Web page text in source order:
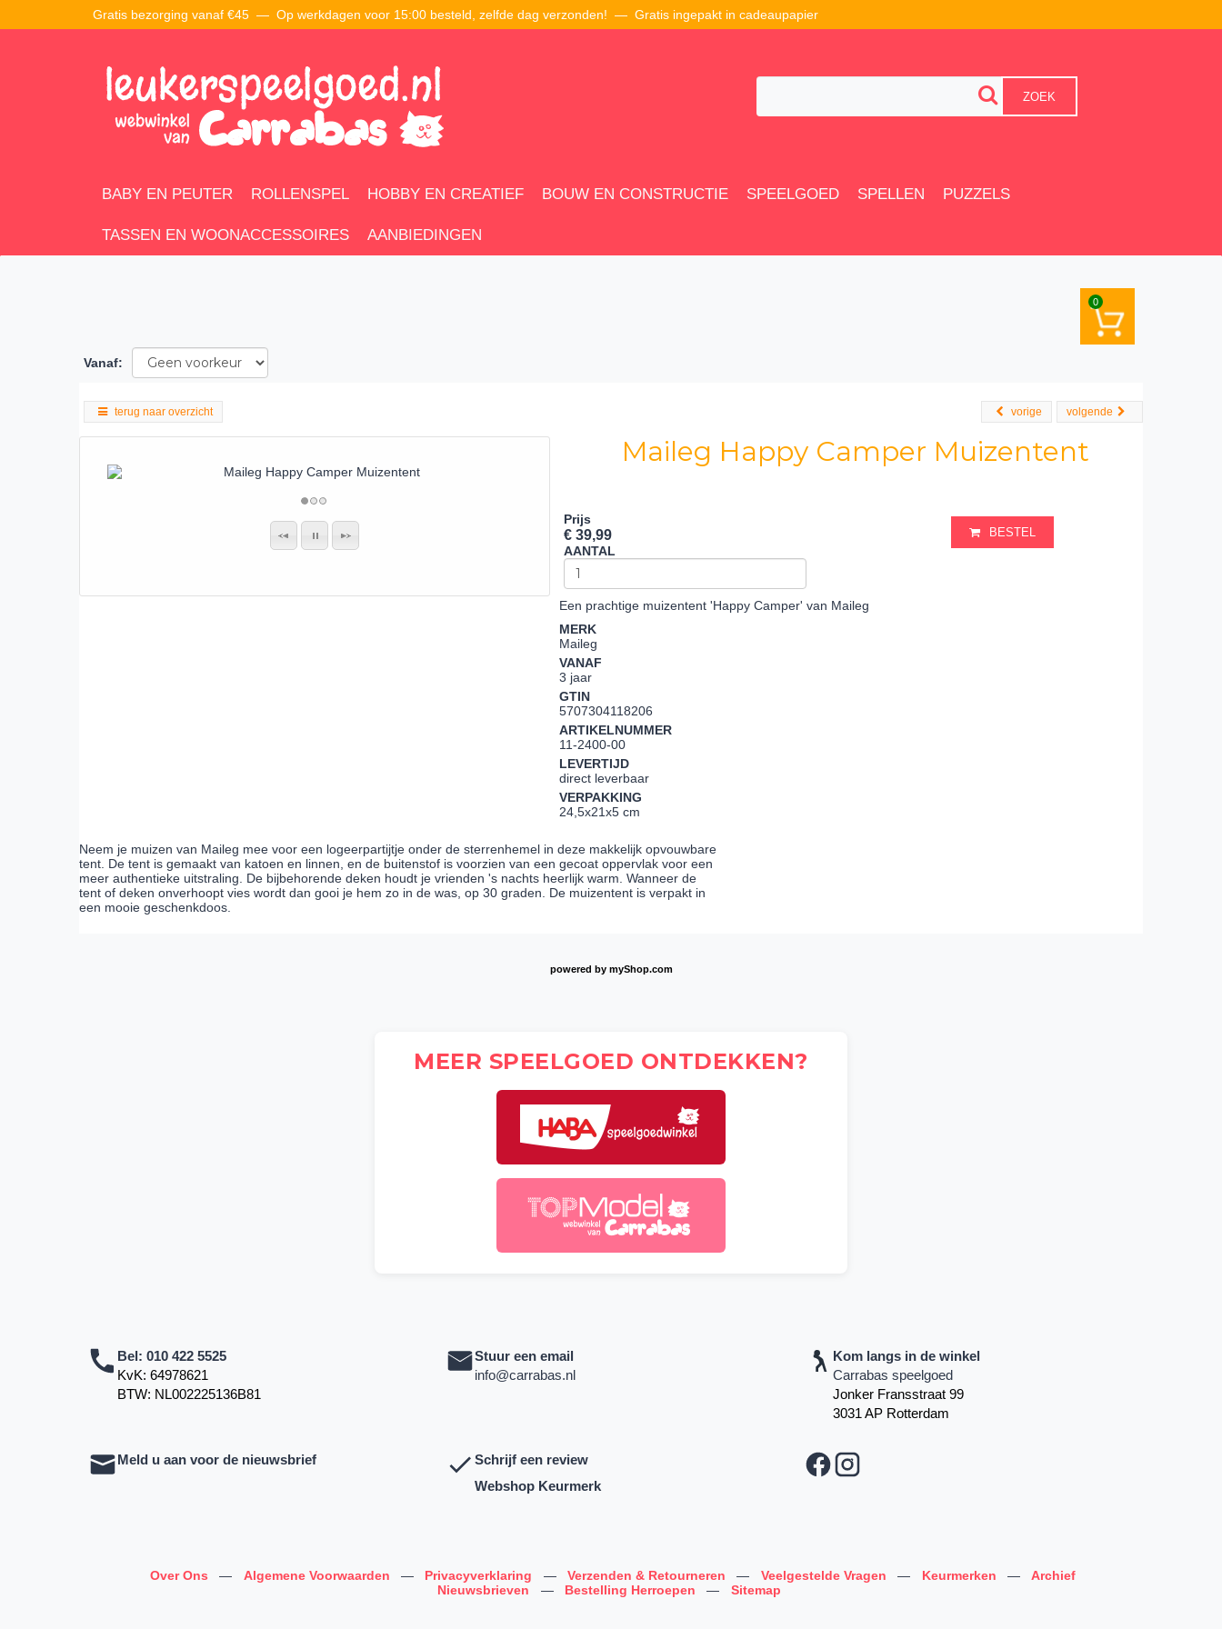
Gratis bezorging vanaf €45 — Op werkdagen voor 15:00 besteld, zelfde dag verzonden! — Gratis ingepakt in cadeaupapier
ZOEK
BABY EN PEUTER ROLLENSPEL HOBBY EN CREATIEF BOUW EN CONSTRUCTIE SPEELGOED SPELLEN PUZZELS
TASSEN EN WOONACCESSOIRES AANBIEDINGEN
0
Vanaf:
terug naar overzicht volgende
vorige
Maileg Happy Camper Muizentent
Prijs
€ 39,99
AANTAL
BESTEL
Een prachtige muizentent 'Happy Camper' van Maileg
MERK
Maileg
VANAF
3 jaar
GTIN
5707304118206
ARTIKELNUMMER
11-2400-00
LEVERTIJD
direct leverbaar
VERPAKKING
24,5x21x5 cm
Neem je muizen van Maileg mee voor een logeerpartijtje onder de sterrenhemel in deze makkelijk opvouwbare
tent. De tent is gemaakt van katoen en linnen, en de buitenstof is voorzien van een gecoat oppervlak voor een
meer authentieke uitstraling. De bijbehorende deken houdt je vrienden 's nachts heerlijk warm. Wanneer de
tent of deken onverhoopt vies wordt dan gooi je hem zo in de was, op 30 graden. De muizentent is verpakt in
een mooie geschenkdoos.
powered by myShop.com
MEER SPEELGOED ONTDEKKEN?
Bel: 010 422 5525
KvK: 64978621
BTW: NL002225136B81
Stuur een email
info@carrabas.nl
Kom langs in de winkel
Carrabas speelgoed
Jonker Fransstraat 99
3031 AP Rotterdam
Meld u aan voor de nieuwsbrief
Schrijf een review
Webshop Keurmerk
Over Ons — Algemene Voorwaarden — Privacyverklaring — Verzenden & Retourneren — Veelgestelde Vragen — Keurmerken —
Archief
Nieuwsbrieven
— Bestelling Herroepen — Sitemap